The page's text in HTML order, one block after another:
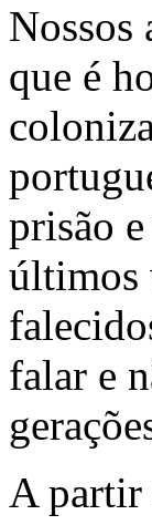
Nossos
que é
prisão
últimos
falar e
A partir